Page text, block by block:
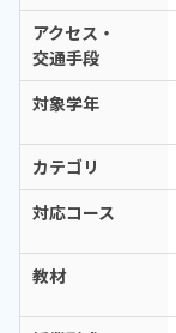
アクセス・
交通手段
対象学年
カテゴリ
対応コース
教材